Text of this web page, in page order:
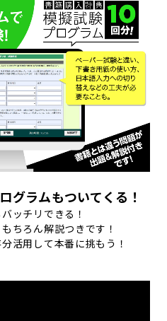
グラムもついてくる！
ッチリできる！
ちろん解説つきです！
活用して本番に挑もう！